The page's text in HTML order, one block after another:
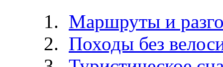
Маршруты и
Походы без